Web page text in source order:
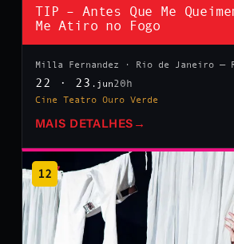
TIP – Antes Que Me
Me Atiro no Fogo
Milla Fernandez · Rio de Janeiro —
22 · 23 .jun20h
Cine Teatro Ouro Verde
MAIS DETALHES →
12